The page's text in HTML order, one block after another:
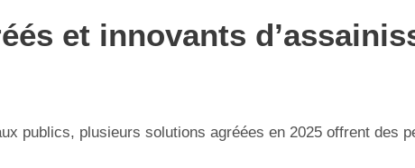
et innovants
publics, plusieurs solutions agréées en 2025 offrent des